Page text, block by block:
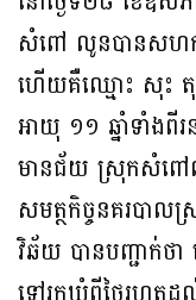
សំពៅ លូនបានសហកា
ហើយគឺឈ្មោះ សុះ តុ
អាយុ ១១ ឆ្នាំទាំង
មានជ័យ ស្រុកសំពៅ
សមត្ថកិច្ចនគរប
វិឆ័យ បានបញ្ជាក់ថា